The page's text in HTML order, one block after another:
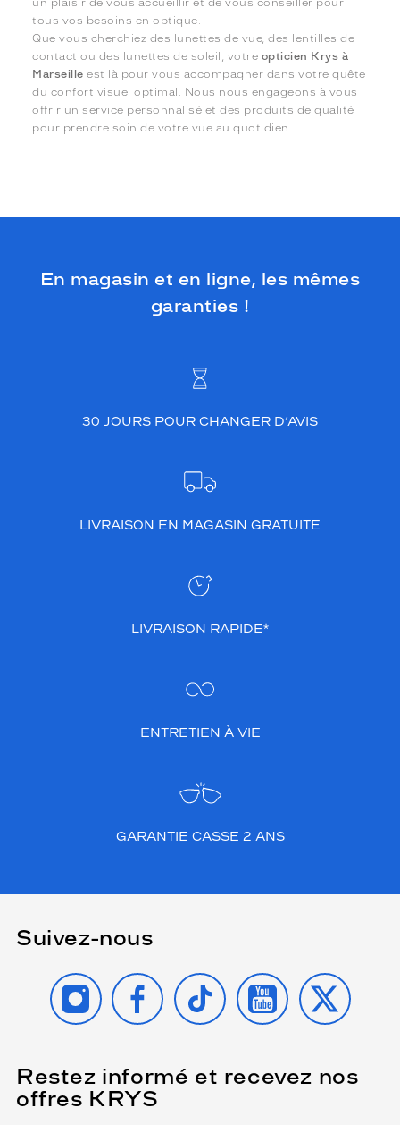
un plaisir de vous accueillir et de vous conseiller pour
tous vos besoins en optique.
Que vous cherchiez des lunettes de vue, des lentilles de
contact ou des lunettes de soleil, votre opticien Krys à
Marseille est là pour vous accompagner dans votre quête
du confort visuel optimal. Nous nous engageons à vous
offrir un service personnalisé et des produits de qualité
pour prendre soin de votre vue au quotidien.
En magasin et en ligne, les mêmes
garanties !
30 JOURS POUR CHANGER D’AVIS
LIVRAISON EN MAGASIN GRATUITE
LIVRAISON RAPIDE*
ENTRETIEN À VIE
GARANTIE CASSE 2 ANS
Suivez-nous
INSTAGRAMFACEBOOK
TIKTOK YOUTUBE
X
Restez informé et recevez nos
offres KRYS
Name
(Ce
champ
est
obligatoire)